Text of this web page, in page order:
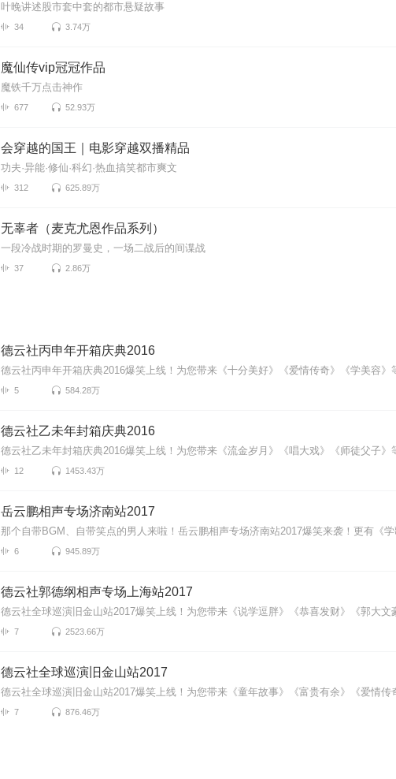
叶晚讲述股市套中套的都市悬疑故事
34 3.74万
魔仙传vip冠冠作品
魔铁千万点击神作
677 52.93万
会穿越的国王｜电影穿越双播精品
功夫·异能·修仙·科幻·热血搞笑都市爽文
312 625.89万
无辜者（麦克尤恩作品系列）
一段冷战时期的罗曼史，一场二战后的间谍战
37 2.86万
德云社丙申年开箱庆典2016
德云社丙申年开箱庆典2016爆笑上线！为您带来《十分美好》《爱情传奇》《学美容》
5 584.28万
德云社乙未年封箱庆典2016
德云社乙未年封箱庆典2016爆笑上线！为您带来《流金岁月》《唱大戏》《师徒父子》
12 1453.43万
岳云鹏相声专场济南站2017
那个自带BGM、自带笑点的男人来啦！岳云鹏相声专场济南站2017爆笑来袭！更有《
6 945.89万
德云社郭德纲相声专场上海站2017
德云社全球巡演旧金山站2017爆笑上线！为您带来《说学逗胖》《恭喜发财》《郭大文
7 2523.66万
德云社全球巡演旧金山站2017
德云社全球巡演旧金山站2017爆笑上线！为您带来《童年故事》《富贵有余》《爱情传
7 876.46万